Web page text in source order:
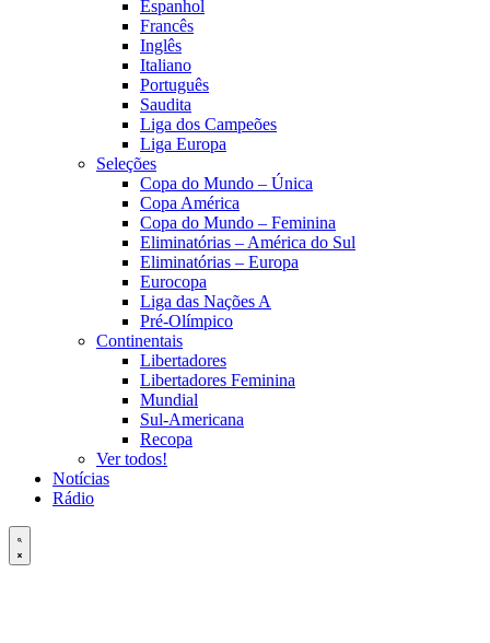
Espanhol
Francês
Inglês
Italiano
Português
Saudita
Liga dos Campeões
Liga Europa
Seleções
Copa do Mundo – Única
Copa América
Copa do Mundo – Feminina
Eliminatórias – América do Sul
Eliminatórias – Europa
Eurocopa
Liga das Nações A
Pré-Olímpico
Continentais
Libertadores
Libertadores Feminina
Mundial
Sul-Americana
Recopa
Ver todos!
Notícias
Rádio